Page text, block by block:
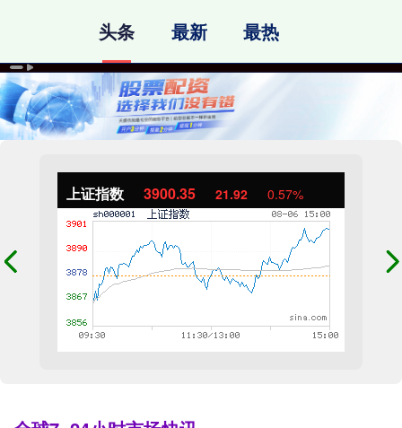
上证指数 3900.35 21.92 0.57%
头条 最新 最热